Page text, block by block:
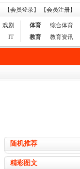
【会员登录】 【会员注册】
戏剧
IT
体育 综合体育
教育
教育资讯
随机推荐
精彩图文